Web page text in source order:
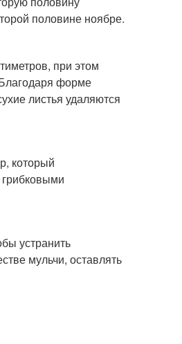
половине ноябре.
при этом
форме
листья удаляются
который
устранить
мульчи, оставлять